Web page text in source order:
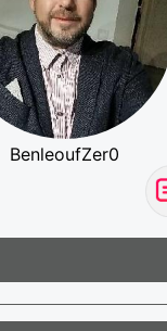
BenleoufZer0